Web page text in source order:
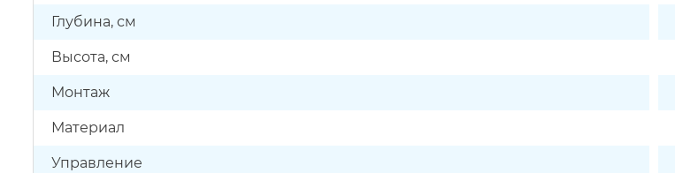
Глубина, см
Высота, см
Монтаж
Материал
Управление